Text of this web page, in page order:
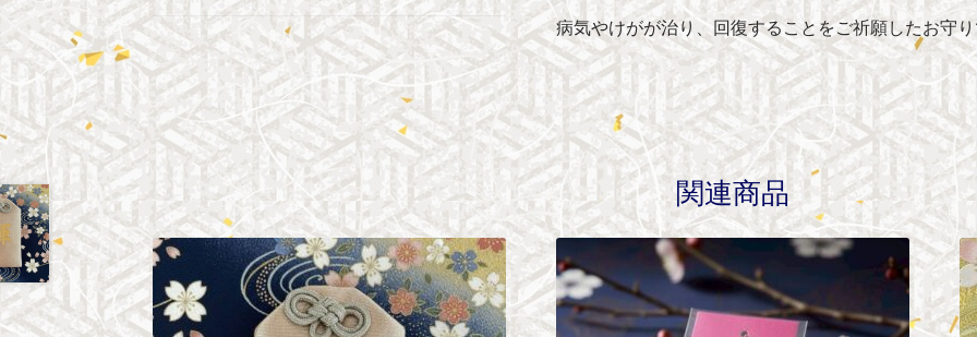
病気やけがが治り、回復することをご祈願したお守
関連商品